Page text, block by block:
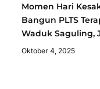
Momen Hari
Bangun PLTS
Waduk Saguling,
Oktober 4, 2025